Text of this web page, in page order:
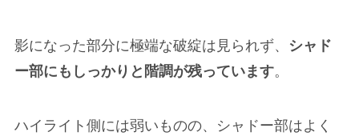
影になった部分に極端な破綻は見られず、
シャド
ー部にもしっかりと階調が残っています。
ハイライト側には弱いものの、シャドー部はよく